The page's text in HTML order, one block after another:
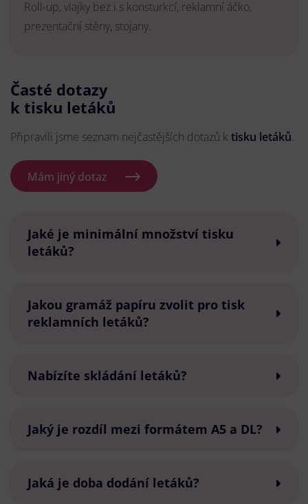
Roll-up, vlajky bez i s konsturkcí, reklamní áčko,
prezentační stěny, stojany.
Časté dotazy
k tisku letáků
Připravili jsme seznam nejčastějších dotazů k tisku letáků.
Mám jiný dotaz
Jaké je minimální množství tisku
letáků?
Jakou gramáž papíru zvolit pro tisk
reklamních letáků?
Nabízíte skládání letáků?
Jaký je rozdíl mezi formátem A5 a DL?
Jaká je doba dodání letáků?